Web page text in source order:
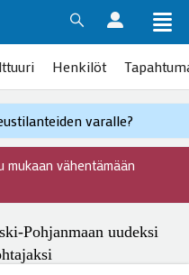
Henkilöt
varalle?
mukaan vähentämään